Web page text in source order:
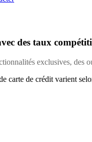
des taux
exclusives, des
carte de crédit varient